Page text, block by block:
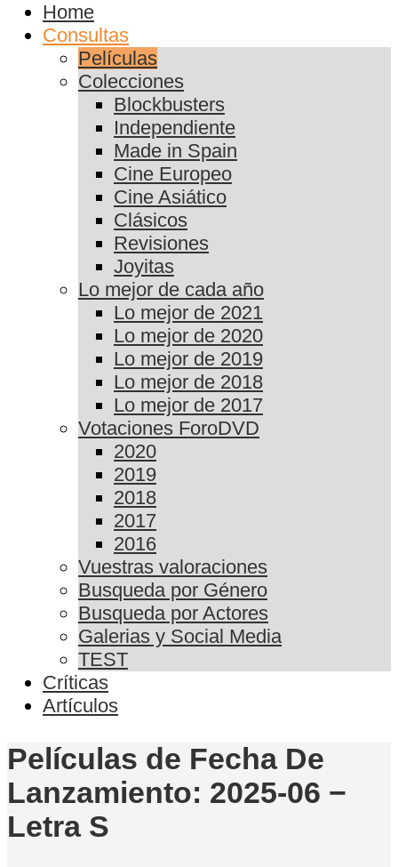
Home
Consultas
Películas
Colecciones
Blockbusters
Independiente
Made in Spain
Cine Europeo
Cine Asiático
Clásicos
Revisiones
Joyitas
Lo mejor de cada año
Lo mejor de 2021
Lo mejor de 2020
Lo mejor de 2019
Lo mejor de 2018
Lo mejor de 2017
Votaciones ForoDVD
2020
2019
2018
2017
2016
Vuestras valoraciones
Busqueda por Género
Busqueda por Actores
Galerias y Social Media
TEST
Críticas
Artículos
Películas de Fecha De
Lanzamiento: 2025-06 −
Letra S